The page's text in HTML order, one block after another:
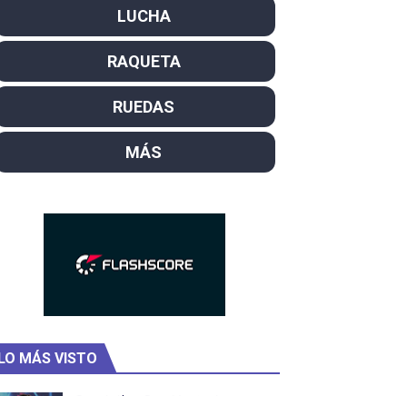
del mundo. Bronces para David Llorente y Miren
los más laureados
como campeón
los protagonistas. Ángela Martínez fue 5ª en 10km
LUCHA
RAQUETA
RUEDAS
MÁS
MÁS VISTO